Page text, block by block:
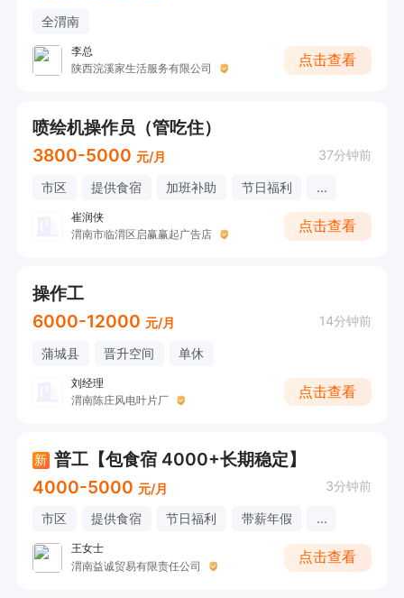
全渭南
李总
陕西浣溪家生活服务有限公司
点击查看
喷绘机操作员（管吃住）
3800-5000 元/月 37分钟前
市区 提供食宿 加班补助 节日福利 ...
崔润侠
渭南市临渭区启赢赢起广告店
点击查看
操作工
6000-12000 元/月 14分钟前
蒲城县 晋升空间 单休
刘经理
渭南陈庄风电叶片厂
点击查看
新 普工【包食宿 4000+长期稳定】
4000-5000 元/月 3分钟前
市区 提供食宿 节日福利 带薪年假 ...
王女士
渭南益诚贸易有限责任公司
点击查看